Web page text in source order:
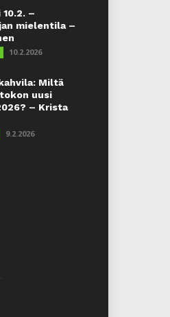
–
mielentila –
10.2.2026
Miltä
uusi
– Krista
9.2.2026